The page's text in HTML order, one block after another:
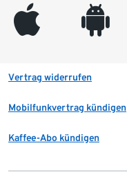
appleinc android
Vertrag widerrufen
Mobilfunkvertrag kündigen
Kaffee-Abo kündigen